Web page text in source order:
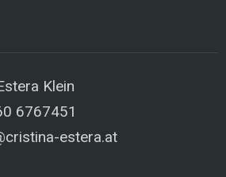
Klein
6767451
estera.at